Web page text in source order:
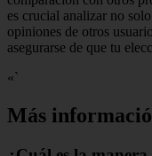
es crucial analizar no
opiniones de otros
asegurarse de que tu
«`
Más